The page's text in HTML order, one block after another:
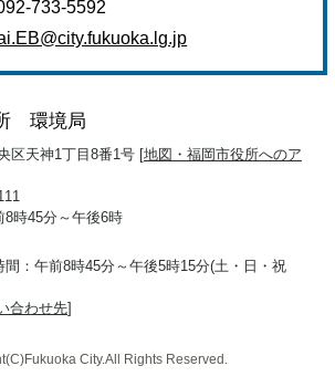
733-5592
環境局
区天神1丁目8番1号 [地図・福岡市役所へのア
時45分～午後6時
：午前8時45分～午後5時15分(土・日・祝
合わせ先]
City.All Rights Reserved.